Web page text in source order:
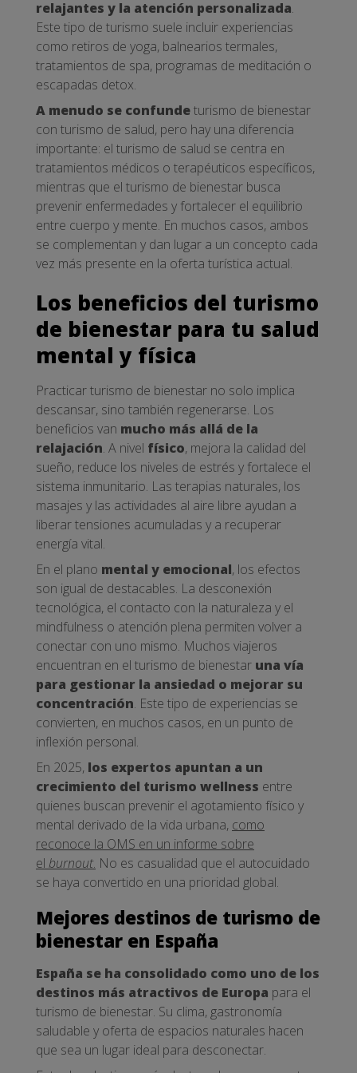
relajantes y la atención personalizada.
Este tipo de turismo suele incluir experiencias
como retiros de yoga, balnearios termales,
tratamientos de spa, programas de meditación o
escapadas detox.
A menudo se confundeturismo de bienestar
con turismo de salud, pero hay una diferencia
importante: el turismo de salud se centra en
tratamientos médicos o terapéuticos específicos,
mientras que el turismo de bienestar busca
prevenir enfermedades y fortalecer el equilibrio
entre cuerpo y mente. En muchos casos, ambos
se complementan y dan lugar a un concepto cada
vez más presente en la oferta turística actual.
Los beneficios del turismo
de bienestar para tu salud
mental y física
Practicar turismo de bienestar no solo implica
descansar, sino también regenerarse. Los
beneficios van mucho más allá de la
relajación. A nivel físico, mejora la calidad del
sueño, reduce los niveles de estrés y fortalece el
sistema inmunitario. Las terapias naturales, los
masajes y las actividades al aire libre ayudan a
liberar tensiones acumuladas y a recuperar
energía vital.
En el plano mental y emocional, los efectos
son igual de destacables. La desconexión
tecnológica, el contacto con la naturaleza y el
mindfulness o atención plena permiten volver a
conectar con uno mismo. Muchos viajeros
encuentran en el turismo de bienestar una vía
para gestionar la ansiedad o mejorar su
concentración. Este tipo de experiencias se
convierten, en muchos casos, en un punto de
inflexión personal.
En 2025, los expertos apuntan a un
crecimiento del turismo wellness entre
quienes buscan prevenir el agotamiento físico y
mental derivado de la vida urbana, como
reconoce la OMS en un informe sobre
el burnout. No es casualidad que el autocuidado
se haya convertido en una prioridad global.
Mejores destinos de turismo de
bienestar en España
España se ha consolidado como uno de los
destinos más atractivos de Europa para el
turismo de bienestar. Su clima, gastronomía
saludable y oferta de espacios naturales hacen
que sea un lugar ideal para desconectar.